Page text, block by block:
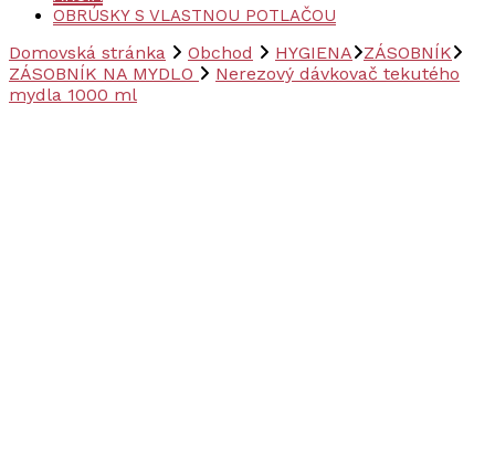
OBRÚSKY S VLASTNOU POTLAČOU
Domovská stránka Obchod HYGIENA
ZÁSOBNÍK
ZÁSOBNÍK NA MYDLO
Nerezový dávkovač tekutého
mydla 1000 ml